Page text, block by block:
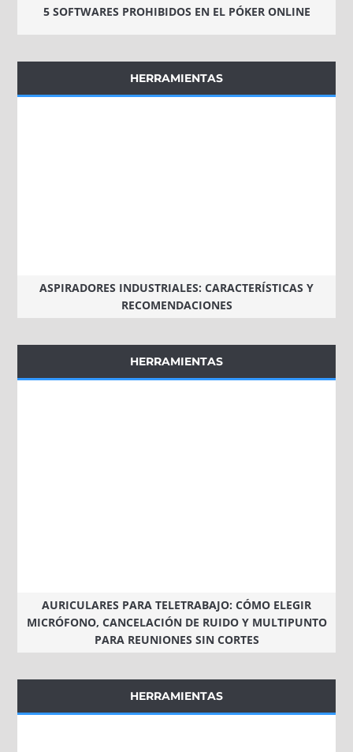
5 SOFTWARES PROHIBIDOS EN EL PÓKER ONLINE
HERRAMIENTAS
ASPIRADORES INDUSTRIALES: CARACTERÍSTICAS Y
RECOMENDACIONES
HERRAMIENTAS
AURICULARES PARA TELETRABAJO: CÓMO ELEGIR
MICRÓFONO, CANCELACIÓN DE RUIDO Y MULTIPUNTO
PARA REUNIONES SIN CORTES
HERRAMIENTAS